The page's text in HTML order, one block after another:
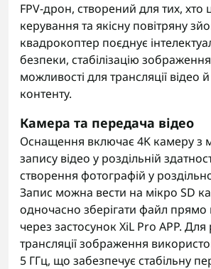
FPV-дрон, створений для тих, хто
керування та якісну повітряну
квадрокоптер поєднує
безпеки, стабілізацію
можливості для трансляції відео
контенту.
Камера та передача відео
Оснащення включає 4K камеру з
запису відео у роздільній
створення фотографій у
Запис можна вести на мікро SD
одночасно зберігати файл
через застосунок XiL Pro APP. Для
трансляції зображення
5 ГГц, що забезпечує стабільну